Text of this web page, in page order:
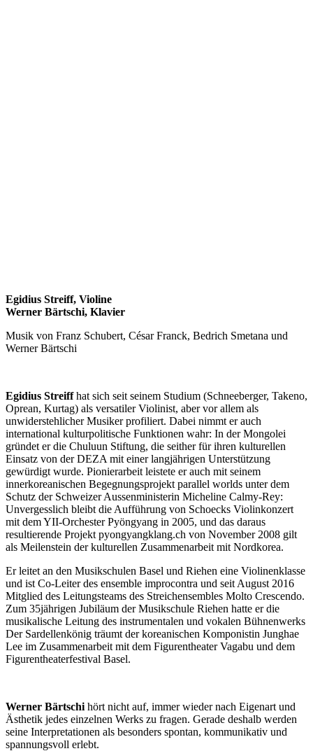
Egidius Streiff, Violine
Werner Bärtschi, Klavier
Musik von Franz Schubert, César Franck, Bedrich Smetana und
Werner Bärtschi
Egidius Streiffhat sich seit seinem Studium (Schneeberger, Takeno,
Oprean, Kurtag) als versatiler Violinist, aber vor allem als
unwiderstehlicher Musiker profiliert. Dabei nimmt er auch
international kulturpolitische Funktionen wahr: In der Mongolei
gründet er die Chuluun Stiftung, die seither für ihren kulturellen
Einsatz von der DEZA mit einer langjährigen Unterstützung
gewürdigt wurde. Pionierarbeit leistete er auch mit seinem
innerkoreanischen Begegnungsprojekt parallel worlds unter dem
Schutz der Schweizer Aussenministerin Micheline Calmy-Rey:
Unvergesslich bleibt die Aufführung von Schoecks Violinkonzert
mit dem YII-Orchester Pyöngyang in 2005, und das daraus
resultierende Projekt pyongyangklang.ch von November 2008 gilt
als Meilenstein der kulturellen Zusammenarbeit mit Nordkorea.
Er leitet an den Musikschulen Basel und Riehen eine Violinenklasse
und ist Co-Leiter des ensemble improcontra und seit August 2016
Mitglied des Leitungsteams des Streichensembles Molto Crescendo.
Zum 35jährigen Jubiläum der Musikschule Riehen hatte er die
musikalische Leitung des instrumentalen und vokalen Bühnenwerks
Der Sardellenkönig träumt der koreanischen Komponistin Junghae
Lee im Zusammenarbeit mit dem Figurentheater Vagabu und dem
Figurentheaterfestival Basel.
Werner Bärtschi hört nicht auf, immer wieder nach Eigenart und
Ästhetik jedes einzelnen Werks zu fragen. Gerade deshalb werden
seine Interpretationen als besonders spontan, kommunikativ und
spannungsvoll erlebt.